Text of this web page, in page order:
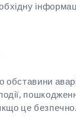
обставини
це безпечно.